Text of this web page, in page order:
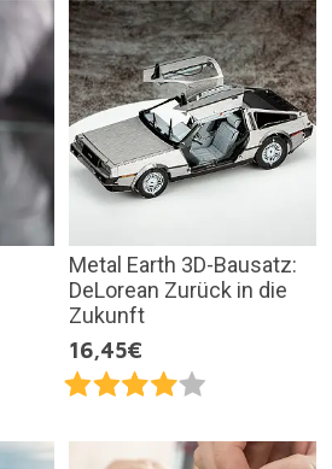
Metal Earth 3D-Bausatz:
DeLorean Zurück in die
Zukunft
16,45€